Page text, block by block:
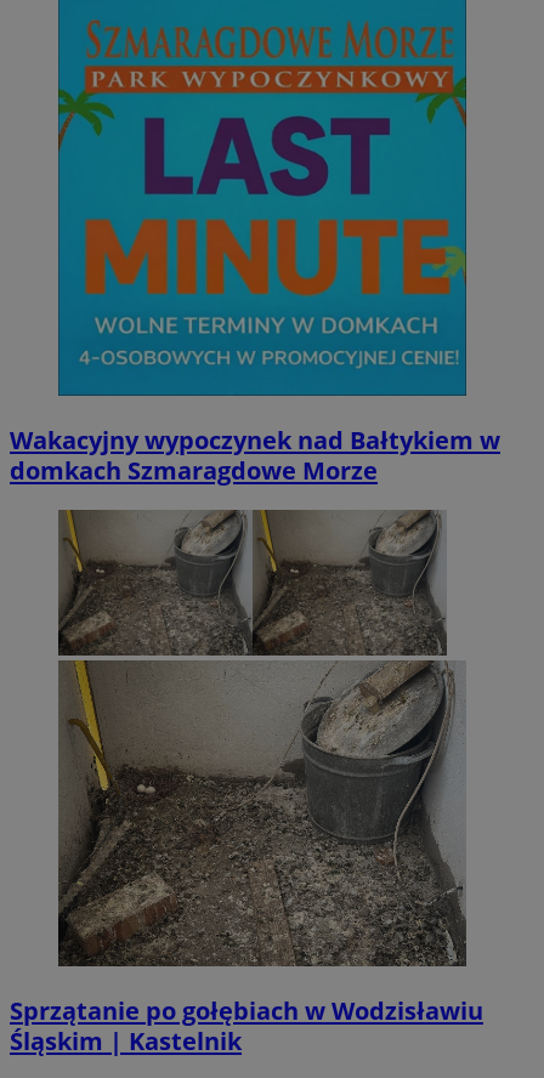
Wakacyjny wypoczynek nad Bałtykiem w
domkach Szmaragdowe Morze
Sprzątanie po gołębiach w Wodzisławiu
Śląskim | Kastelnik